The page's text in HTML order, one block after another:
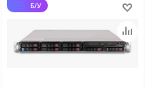
Б/У